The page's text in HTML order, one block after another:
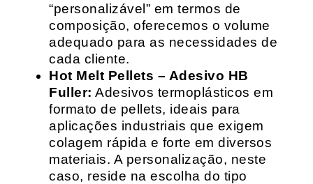
“personalizável” em termos de
composição, oferecemos o volume
adequado para as necessidades de
cada cliente.
Hot Melt Pellets – Adesivo HB
Fuller: Adesivos termoplásticos em
formato de pellets, ideais para
aplicações industriais que exigem
colagem rápida e forte em diversos
materiais. A personalização, neste
caso, reside na escolha do tipo